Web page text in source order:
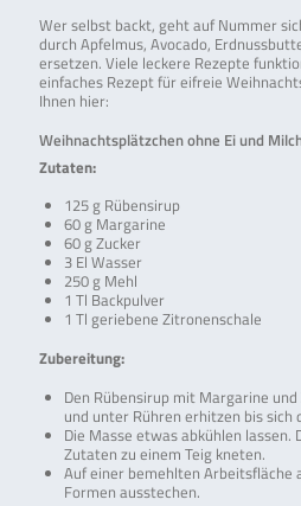
Wer selbst backt, geht auf Nummer
durch Apfelmus, Avocado,
ersetzen. Viele leckere Rezepte
einfaches Rezept für eifreie
Ihnen hier:
Weihnachtsplätzchen ohne Ei und
Zutaten:
125 g Rübensirup
60 g Margarine
60 g Zucker
3 El Wasser
250 g Mehl
1 Tl Backpulver
1 Tl geriebene Zitronenschale
Zubereitung:
Den Rübensirup mit Margarine
und unter Rühren erhitzen bis sich
Die Masse etwas abkühlen lassen.
Zutaten zu einem Teig kneten.
Auf einer bemehlten Arbeitsfläche
Formen ausstechen.